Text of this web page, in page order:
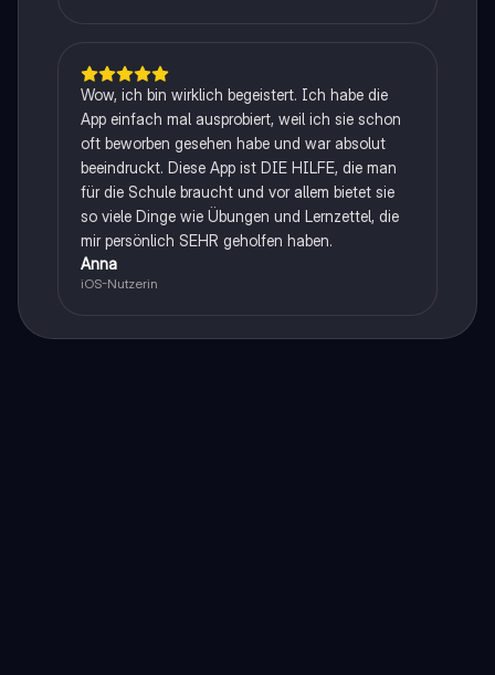
Wow, ich bin wirklich begeistert. Ich habe die
App einfach mal ausprobiert, weil ich sie schon
oft beworben gesehen habe und war absolut
beeindruckt. Diese App ist DIE HILFE, die man
für die Schule braucht und vor allem bietet sie
so viele Dinge wie Übungen und Lernzettel, die
mir persönlich SEHR geholfen haben.
Anna
iOS-Nutzerin